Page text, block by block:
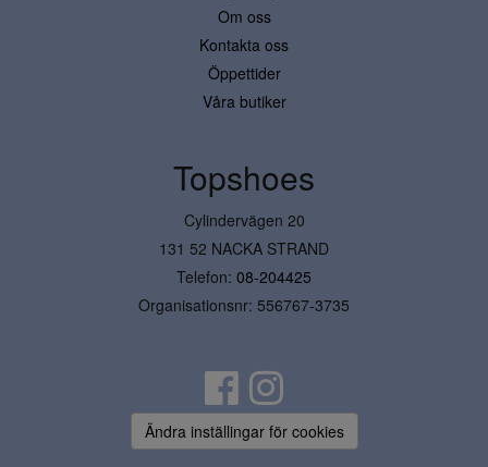
Om oss
Kontakta oss
Öppettider
Våra butiker
Topshoes
Cylindervägen 20
131 52 NACKA STRAND
Telefon: 08-204425
Organisationsnr: 556767-3735
Ändra inställingar för cookies